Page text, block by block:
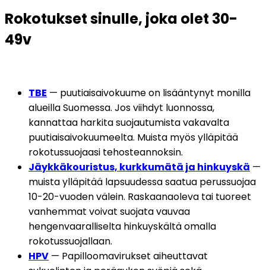
Rokotukset sinulle, joka olet 30-
49v
TBE — puutiaisaivokuume on lisääntynyt monilla
alueilla Suomessa. Jos viihdyt luonnossa,
kannattaa harkita suojautumista vakavalta
puutiaisaivokuumeelta. Muista myös ylläpitää
rokotussuojaasi tehosteannoksin.
Jäykkäkouristus, kurkkumätä ja hinkuyskä —
muista ylläpitää lapsuudessa saatua perussuojaa
10-20-vuoden välein. Raskaanaoleva tai tuoreet
vanhemmat voivat suojata vauvaa
hengenvaaralliselta hinkuyskältä omalla
rokotussuojallaan.
HPV — Papilloomavirukset aiheuttavat